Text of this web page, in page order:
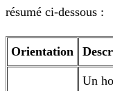
résumé ci-dessous :
Orientation
Un